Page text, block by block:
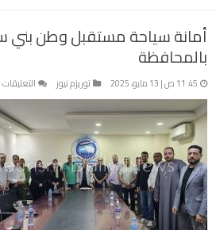
أمانة سياحة مستقبل وطن بني
بالمحافظة
11:45 ص | 13 مايو، 2025 توريزم نيوز التعليقات